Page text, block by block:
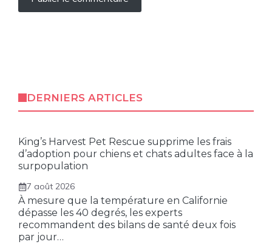
DERNIERS ARTICLES
King’s Harvest Pet Rescue supprime les frais
d’adoption pour chiens et chats adultes face à la
surpopulation
7 août 2026
À mesure que la température en Californie
dépasse les 40 degrés, les experts
recommandent des bilans de santé deux fois
par jour…